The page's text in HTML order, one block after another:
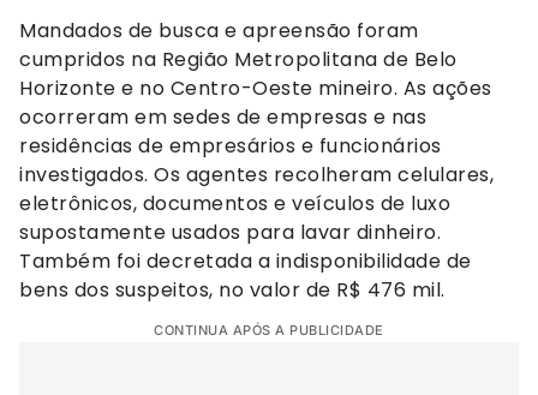
Mandados de busca e apreensão foram
cumpridos na Região Metropolitana de Belo
Horizonte e no Centro-Oeste mineiro. As ações
ocorreram em sedes de empresas e nas
residências de empresários e funcionários
investigados. Os agentes recolheram celulares,
eletrônicos, documentos e veículos de luxo
supostamente usados para lavar dinheiro.
Também foi decretada a indisponibilidade de
bens dos suspeitos, no valor de R$ 476 mil.
CONTINUA APÓS A PUBLICIDADE